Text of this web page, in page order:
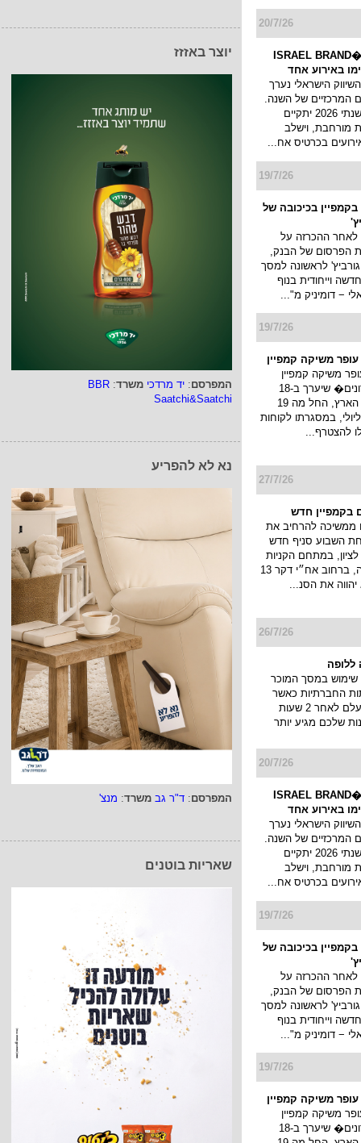
יוצר באזזז
המפרסם: יד מרדכי משרד:
BBR
Saatchi&Saatchi
נא לא להפריע
המפרסם: ד"ר גב משרד: מנצ'
שאריות בוטנים
20/7/26
כנס המיתוג ו�ISRAEL BRAND
הישראלי נערך
המרכזיים של השנה.
מורחבת, וישלב
בכיכובה של
לאחר ההכרזה על
הפרסום של הבנק,
וייחודית בנוף
19/7/26
משיקה קמפיין
משיקה קמפיין
27/7/26
בקמפיין חדש
ממשיכה להרחיב את
השבוע סניף חדש
את הסנ...
26/7/26
ללופה
במסך המוכר
הסטורי שלך נעלם לאחר 2 שעות
שלכם מגיע יותר
20/7/26
כנס המיתוג ו�ISRAEL BRAND
הישראלי נערך
המרכזיים של השנה.
כנס המיתוג השנתי 2026 יתקיים
מורחבת, וישלב
בכרטיס אח...
19/7/26
בכיכובה של
לאחר ההכרזה על
הפרסום של הבנק,
לראשונה למסך
וייחודית בנוף
− דומיניק מ"...
19/7/26